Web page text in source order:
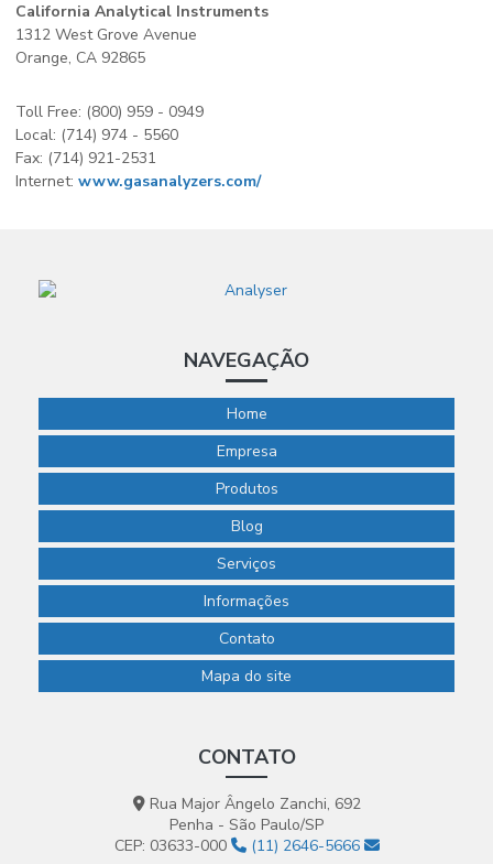
California Analytical Instruments
1312 West Grove Avenue
Orange, CA 92865
Toll Free: (800) 959 - 0949
Local: (714) 974 - 5560
Fax: (714) 921-2531
Internet: www.gasanalyzers.com/
NAVEGAÇÃO
Home
Empresa
Produtos
Blog
Serviços
Informações
Contato
Mapa do site
CONTATO
Rua Major Ângelo Zanchi, 692
Penha - São Paulo/SP
CEP: 03633-000
(11) 2646-5666